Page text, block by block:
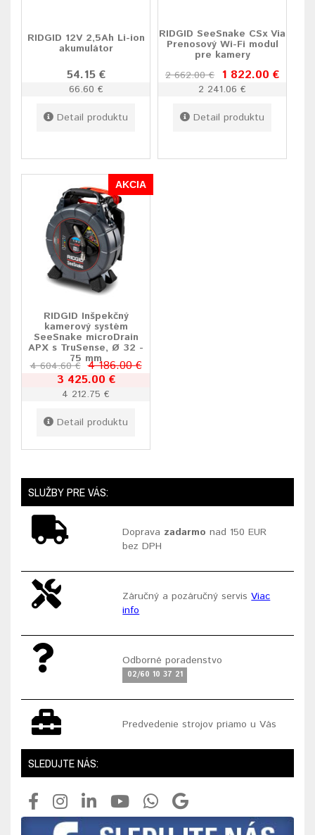
RIDGID 12V 2,5Ah Li-ion
akumulátor
54.15 €
66.60 €
Detail produktu
RIDGID SeeSnake CSx Via
Prenosový Wi-Fi modul
pre kamery
2 662.00 € 1 822.00 €
2 241.06 €
Detail produktu
AKCIA
RIDGID Inšpekčný
kamerový systém
SeeSnake microDrain
APX s TruSense, Ø 32 -
75 mm
4 604.60 € 4 186.00 €
3 425.00 €
4 212.75 €
Detail produktu
SLUŽBY PRE VÁS:
Doprava zadarmo nad 150 EUR
bez DPH
Záručný a pozáručný servisViac
info
Odborné poradenstvo
02/60 10 37 21
Predvedenie strojov priamo u Vás
SLEDUJTE NÁS: